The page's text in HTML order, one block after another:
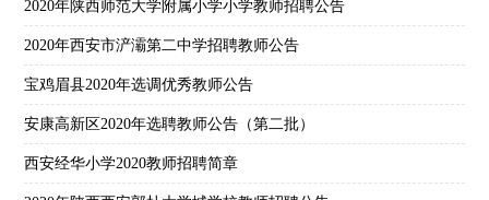
2020年陕西师范大学附属小学小学教师招聘公告
2020年西安市浐灞第二中学招聘教师公告
宝鸡眉县2020年选调优秀教师公告
安康高新区2020年选聘教师公告（第二批）
西安经华小学2020教师招聘简章